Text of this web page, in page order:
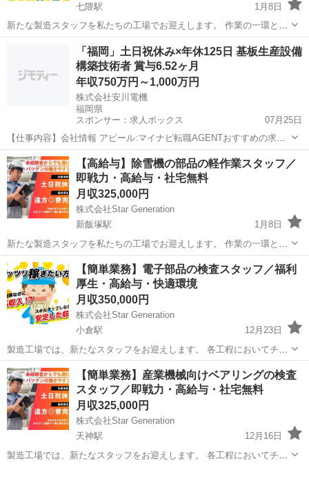
七隈駅
1月8日
新たな製造スタッフを私たちの工場でお迎えします。 作業の一環とし
て、生産性を向上させ、最高の品質を保つことが求められます。 経験
がない方でも、しっかりとしたサポート体制があるため、安心してご
応募ください 1.製...
七隈駅 半導体 社会保険
「福岡」土日祝休み×年休125日 基板生産設備
構築技術者 賞与6.52ヶ月
年収750万円～1,000万円
株式会社安川電機
福岡県
スポンサー：求人ボックス
07月25日
【仕事内容】会社情報 アピール:マイナビ転職AGENTおすすめの求人
です 福祉情報:借り上げ社宅制度/社員寮(独身寮)/介護休職制度/企業年
金/財形貯蓄/育児休暇制度/社員持株会制度/退職金/その他制度 モデル
給与:750～100...
正社員
【高給与】除雪機の部品の軽作業スタッフ／
即戦力・高給与・社宅無料
月収325,000円
株式会社Star Generation
新飯塚駅
1月8日
新たな製造スタッフを私たちの工場でお迎えします。 作業の一環とし
て、生産性を向上させ、最高の品質を保つことが求められます。 経験
がない方でも、しっかりとしたサポート体制があるため、安心してご
応募ください 1.製...
福岡 飯塚市 新飯塚駅 半導体 社会保険
【簡単業務】電子部品の検査スタッフ／福利
厚生・高給与・快適環境
月収350,000円
株式会社Star Generation
小倉駅
12月23日
製造工場では、新たなスタッフをお迎えします。 各工程においてチー
ムと連携し、高品質な製品を効率的に生み出す役割を担っていただき
ます。 経験がなくても、充実したサポートと研修が整っており、安心
して働ける環境です。 ...
福岡 北九州市 小倉駅 半導体 業務
【簡単業務】産業機械向けベアリングの検査
スタッフ／即戦力・高給与・社宅無料
月収325,000円
株式会社Star Generation
天神駅
12月16日
製造工場では、新たなスタッフをお迎えします。 各工程においてチー